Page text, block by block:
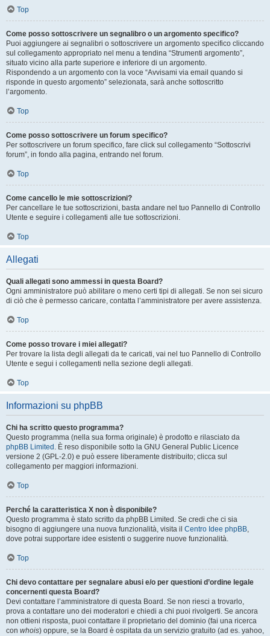
Top
Come posso sottoscrivere un segnalibro o un argomento specifico?
Puoi aggiungere ai segnalibri o sottoscrivere un argomento specifico cliccando
sul collegamento appropriato nel menu a tendina “Strumenti argomento”,
situato vicino alla parte superiore e inferiore di un argomento.
Rispondendo a un argomento con la voce “Avvisami via email quando si
risponde in questo argomento” selezionata, sarà anche sottoscritto
l’argomento.
Top
Come posso sottoscrivere un forum specifico?
Per sottoscrivere un forum specifico, fare click sul collegamento “Sottoscrivi
forum”, in fondo alla pagina, entrando nel forum.
Top
Come cancello le mie sottoscrizioni?
Per cancellare le tue sottoscrizioni, basta andare nel tuo Pannello di Controllo
Utente e seguire i collegamenti alle tue sottoscrizioni.
Top
Allegati
Quali allegati sono ammessi in questa Board?
Ogni amministratore può abilitare o meno certi tipi di allegati. Se non sei sicuro
di ciò che è permesso caricare, contatta l’amministratore per avere assistenza.
Top
Come posso trovare i miei allegati?
Per trovare la lista degli allegati da te caricati, vai nel tuo Pannello di Controllo
Utente e segui i collegamenti nella sezione degli allegati.
Top
Informazioni su phpBB
Chi ha scritto questo programma?
Questo programma (nella sua forma originale) è prodotto e rilasciato da
phpBB Limited . È reso disponibile sotto la GNU General Public Licence
versione 2 (GPL-2.0) e può essere liberamente distribuito; clicca sul
collegamento per maggiori informazioni.
Top
Perché la caratteristica X non è disponibile?
Questo programma è stato scritto da phpBB Limited. Se credi che ci sia
bisogno di aggiungere una nuova funzionalità, visita il Centro Idee phpBB,
dove potrai supportare idee esistenti o suggerire nuove funzionalità.
Top
Chi devo contattare per segnalare abusi e/o per questioni d’ordine legale
concernenti questa Board?
Devi contattare l’amministratore di questa Board. Se non riesci a trovarlo,
prova a contattare uno dei moderatori e chiedi a chi puoi rivolgerti. Se ancora
non ottieni risposta, puoi contattare il proprietario del dominio (fai una ricerca
con whois) oppure, se la Board è ospitata da un servizio gratuito (ad es. yahoo,